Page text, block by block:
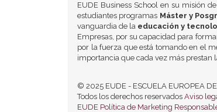
EUDE Business School en su misión
estudiantes programas Máster y
vanguardia de la educación y
Empresas, por su capacidad para
por la fuerza que está tomando en el
importancia que cada vez más prestan
© 2025 EUDE - ESCUELA EUROPEA
Todos los derechos reservados Aviso
EUDE Política de Marketing